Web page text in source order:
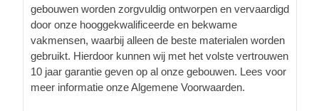
gebouwen worden zorgvuldig ontworpen en vervaardigd
door onze hooggekwalificeerde en bekwame
vakmensen, waarbij alleen de beste materialen worden
gebruikt. Hierdoor kunnen wij met het volste vertrouwen
10 jaar garantie geven op al onze gebouwen. Lees voor
meer informatie onze Algemene Voorwaarden.